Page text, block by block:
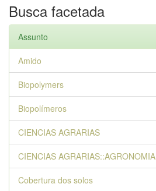
Busca facetada
Assunto
Amido
Biopolymers
Biopolímeros
CIENCIAS AGRARIAS
CIENCIAS AGRARIAS::AGRONOMIA
Cobertura dos solos